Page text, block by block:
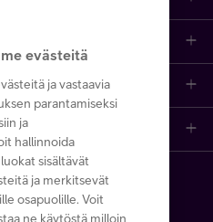
2026 Tietosuoja ja -turva
evästeitä
ja vastaavia
parantamiseksi
ja
hallinnoida
sisältävät
ja merkitsevät
osapuolille. Voit
ne käytöstä milloin